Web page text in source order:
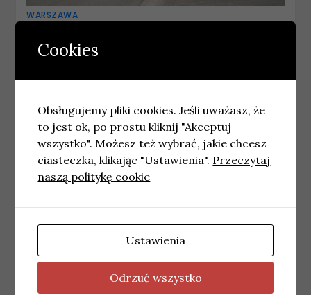
WARSZAWA
Kancelarii Premiera 31 maja
Cookies
Obsługujemy pliki cookies. Jeśli uważasz, że
to jest ok, po prostu kliknij "Akceptuj
wszystko". Możesz też wybrać, jakie chcesz
ciasteczka, klikając "Ustawienia". Przeczytaj
naszą politykę cookie
Ustawienia
Odrzuć wszystko